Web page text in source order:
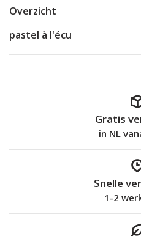
Overzicht
pastel à l'écu
Gratis
in NL
Snelle
1-2